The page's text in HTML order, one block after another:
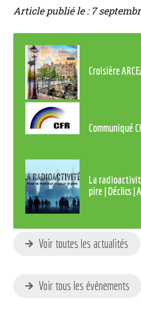
Article publié le : 7
Croisière
Communiqué
La
pire | Déclics |
Voir toutes les actualités
Voir tous les évènements